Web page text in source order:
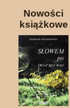
Nowości
książkowe